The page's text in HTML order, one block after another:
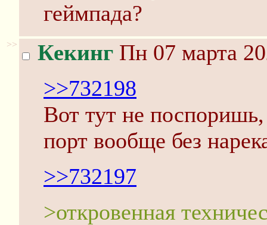
геймпада?
>> Кекинг Пн 07 марта
>>732198
Вот тут не
порт вообще без
>>732197
>откровенная